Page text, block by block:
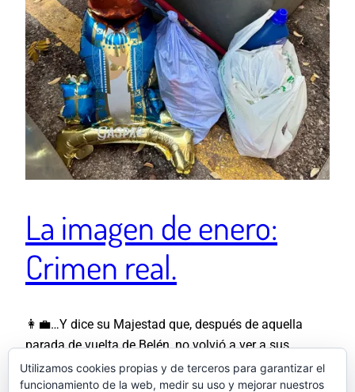
La imagen de enero:
Crimen real.
👩‍💼…Y dice su Majestad que, después de aquella
parada de vuelta de Belén, no volvió a ver a sus
camaradas. Y que esta fotografía (que llamaremos
PRUEBA C) con dos enormes bolsas sanguinolentas
Utilizamos cookies propias y de terceros para garantizar el
funcionamiento de la web, medir su uso y mejorar nuestros